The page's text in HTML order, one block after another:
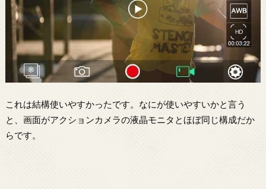
これは結構使いやすかったです。なにが使いやすいかと言う
と、画面がアクションカメラの液晶モニタとほぼ同じ構成だか
らです。